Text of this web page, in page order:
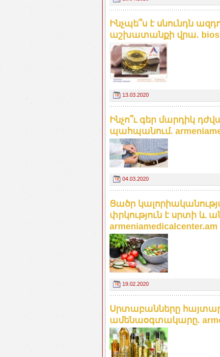
Ինչպե՞ս է սնունդն
աշխատանքի վրա.
13.03.2020
Ինչո՞ւ գեր մարդիկ
պահպանում.
04.03.2020
Ցածր
փրկություն է սրտի և
armeniamedicalcenter.am
19.02.2020
Սրտաբանները
ամենաօգտակարը.